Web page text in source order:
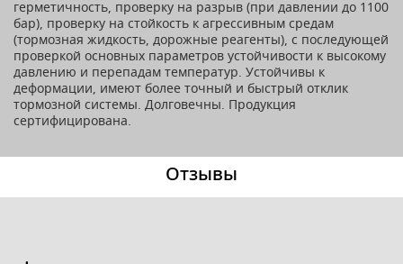
герметичность, проверку на разрыв (при давлении до 1100
бар), проверку на стойкость к агрессивным средам
(тормозная жидкость, дорожные реагенты), с последующей
проверкой основных параметров устойчивости к высокому
давлению и перепадам температур. Устойчивы к
деформации, имеют более точный и быстрый отклик
тормозной системы. Долговечны. Продукция
сертифицирована.
Отзывы